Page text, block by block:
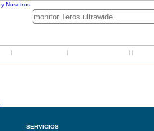
| | | |
SERVICIOS